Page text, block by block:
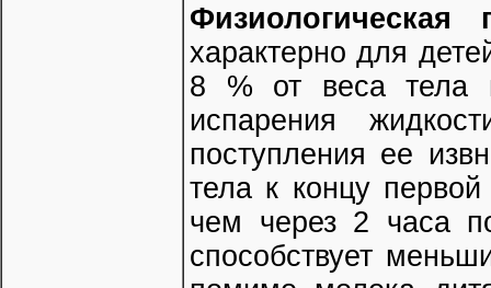
характерно для
8 % от веса тела
испарения
поступления ее
тела к концу
чем через 2 часа
способствует